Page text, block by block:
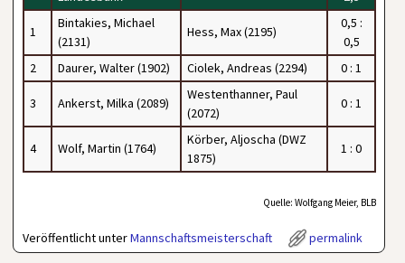
1
Bintakies, Michael
(2131)
Hess, Max (2195)
0,5 :
0,5
2
Daurer, Walter (1902) Ciolek, Andreas (2294) 0 : 1
3 Ankerst, Milka (2089)
Westenthanner, Paul
(2072)
0 : 1
4 Wolf, Martin (1764)
Körber, Aljoscha (DWZ
1875)
1 : 0
Quelle: Wolfgang Meier, BLB
Veröffentlicht unterMannschaftsmeisterschaft permalink